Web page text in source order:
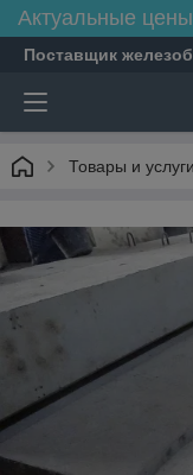
Актуальные
Поставщик
Товары и услуги